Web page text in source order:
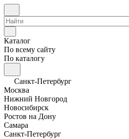
Каталог
По всему сайту
По каталогу
Санкт-Петербург
Москва
Нижний Новгород
Новосибирск
Ростов на Дону
Самара
Санкт-Петербург